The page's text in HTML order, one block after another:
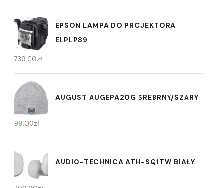
EPSON LAMPA DO PROJEKTORA
ELPLP89
739,00zł
AUGUST AUGEPA20G SREBRNY/SZARY
99,00zł
AUDIO-TECHNICA ATH-SQ1TW BIAŁY